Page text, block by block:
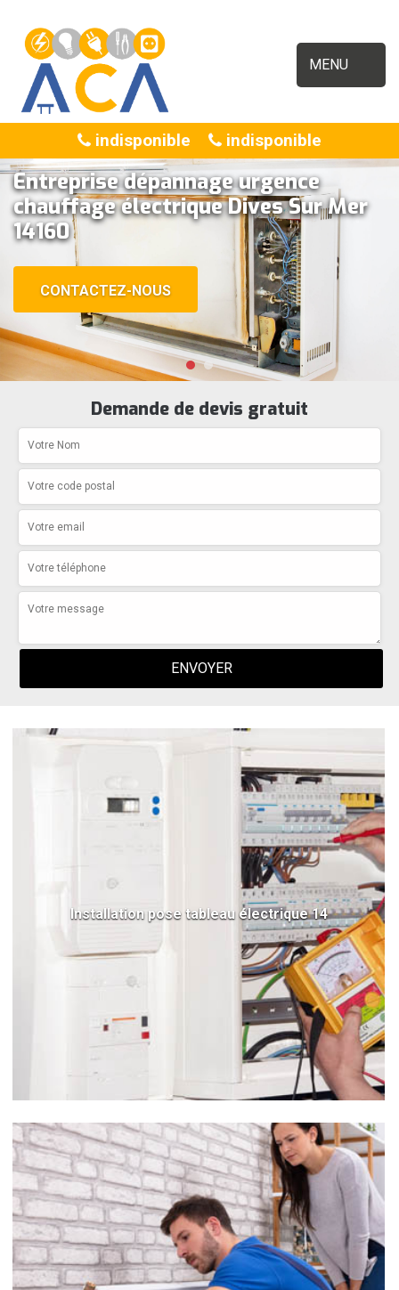
MENU
indisponible indisponible
Entreprise dépannage urgence
chauffage électrique Dives Sur Mer
14160
CONTACTEZ-NOUS
Demande de devis gratuit
Installation pose tableau électrique 14